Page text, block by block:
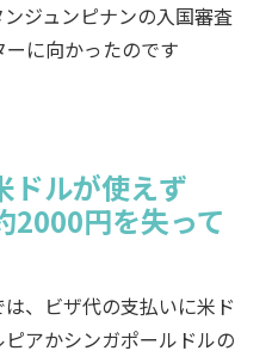
ジュンピナンの入国審査
に向かったのです
ドルが使えず
2000円を失って
、ビザ代の支払いに米ド
アかシンガポールドルの